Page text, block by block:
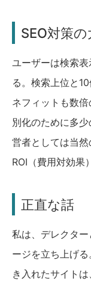
SEO対策の
ユーザーは検索
る。検索上位と
ネフィットも数
別化のために多
営者としては当
ROI（費用対効果
正直な話
私は、デレクタ
ージを立ち上げ
き入れたサイト